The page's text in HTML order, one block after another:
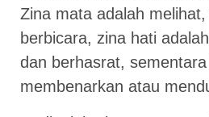
Zina mata adalah
berbicara, zina hati
dan berhasrat,
membenarkan atau